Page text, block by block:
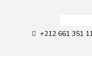
+212 661 351